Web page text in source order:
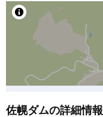
佐幌ダムの詳細情報